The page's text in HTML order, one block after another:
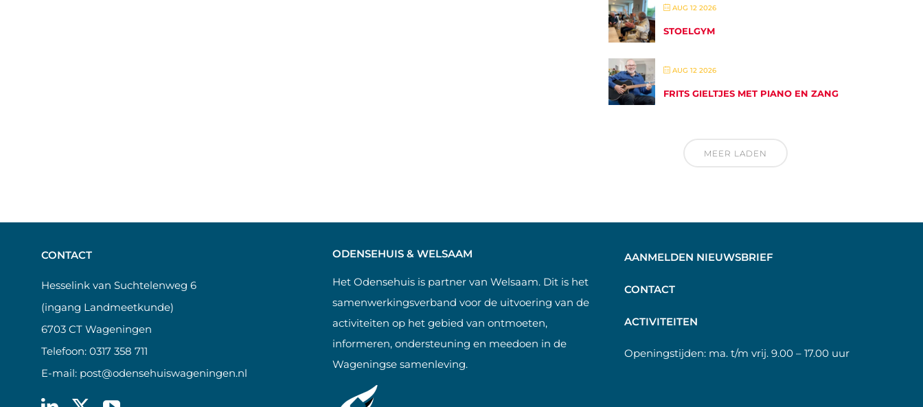
AUG 12 2026
STOELGYM
AUG 12 2026
FRITS GIELTJES MET PIANO EN ZANG
MEER LADEN
CONTACT
Hesselink van Suchtelenweg 6
(ingang Landmeetkunde)
6703 CT Wageningen
Telefoon: 0317 358 711
E-mail: post@odensehuiswageningen.nl
ODENSEHUIS & WELSAAM
Het Odensehuis is partner van Welsaam. Dit is het
samenwerkingsverband voor de uitvoering van de
activiteiten op het gebied van ontmoeten,
informeren, ondersteuning en meedoen in de
Wageningse samenleving.
AANMELDEN NIEUWSBRIEF
CONTACT
ACTIVITEITEN
Openingstijden: ma. t/m vrij. 9.00 – 17.00 uur